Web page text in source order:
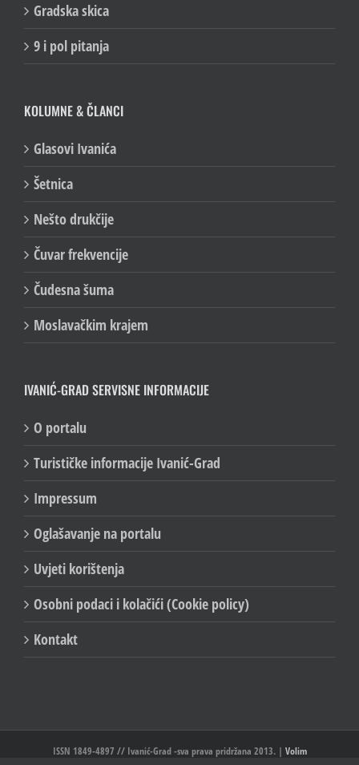
Gradska skica
9 i pol pitanja
KOLUMNE & ČLANCI
Glasovi Ivanića
Šetnica
Nešto drukčije
Čuvar frekvencije
Čudesna šuma
Moslavačkim krajem
IVANIĆ-GRAD SERVISNE INFORMACIJE
O portalu
Turističke informacije Ivanić-Grad
Impressum
Oglašavanje na portalu
Uvjeti korištenja
Osobni podaci i kolačići (Cookie policy)
Kontakt
ISSN 1849-4897 // Ivanić-Grad -sva prava pridržana 2013. | Volim